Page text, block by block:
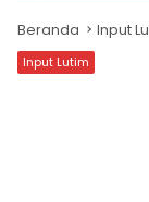
Beranda Input
Input Lutim